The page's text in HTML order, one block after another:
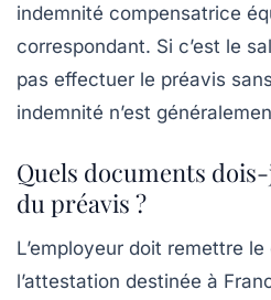
indemnité compensatrice
correspondant. Si c’est le
pas effectuer le préavis
indemnité n’est
Quels documents
du préavis ?
L’employeur doit remettre
l’attestation destinée à